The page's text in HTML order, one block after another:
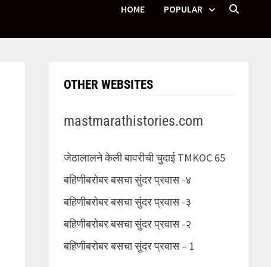
HOME POPULAR
OTHER WEBSITES
mastmarathistories.com
जेठालालने केली बावरीची चुदाई TMKOC 65
बहिणीबरोबर बसचा सुंदर प्रवास -४
बहिणीबरोबर बसचा सुंदर प्रवास -३
बहिणीबरोबर बसचा सुंदर प्रवास -२
बहिणीबरोबर बसचा सुंदर प्रवास – 1